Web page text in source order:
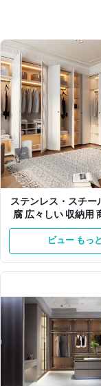
ステンレス・スチー
腐 広々しい 収納用
用
ビュー もっと